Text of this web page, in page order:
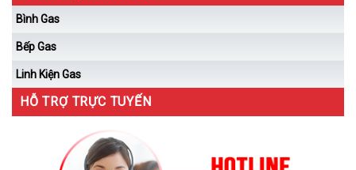
Bình Gas
Bếp Gas
Linh Kiện Gas
HỖ TRỢ TRỰC TUYẾN